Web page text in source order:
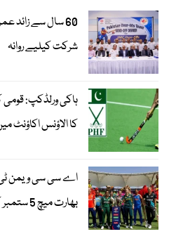
60 سال سے زائد
شرکت کیلیے روانہ
کا الاؤنس اکاؤنٹ
بھارت میچ 5 ستمبر کو ہوگا